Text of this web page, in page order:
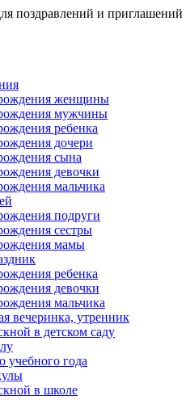
поздравлений и приглашений
женщины
мужчины
ребенка
дочери
сына
девочки
мальчика
подруги
сестры
мамы
ребенка
девочки
мальчика
вечеринка, утренник
в детском саду
учебного года
в школе